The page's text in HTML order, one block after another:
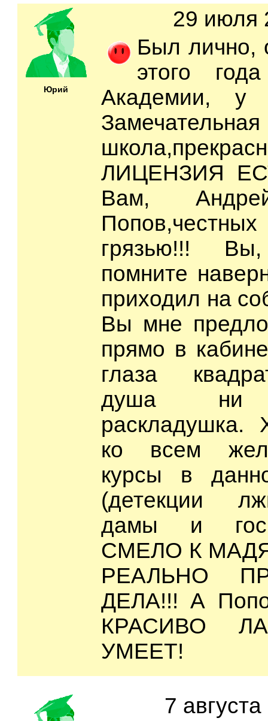
Юрий
29 июля
Был лично,
этого
Академии, у
Замечательная
ЛИЦЕНЗИЯ
Вам,
грязью!!!
помните
приходил на
Вы мне
прямо в
глаза
душа ни
раскладушка.
ко всем
курсы в
(детекции
дамы и
СМЕЛО К
РЕАЛЬНО
ДЕЛА!!! А
КРАСИВО
УМЕЕТ!
7